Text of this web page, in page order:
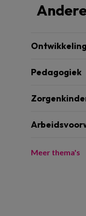
Pedagogiek
Meer thema's